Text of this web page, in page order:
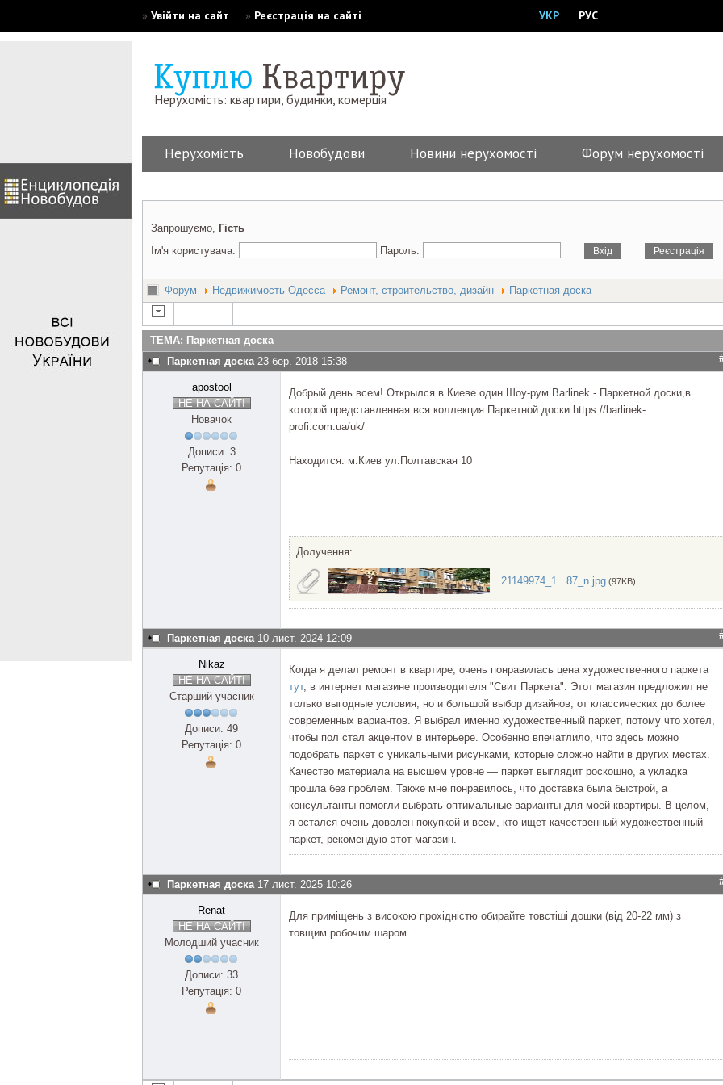
» Увійти на сайт » Реєстрація на сайті УКР РУС
Нерухомість: квартири, будинки, комерція
Нерухомість Новобудови Новини нерухомості Форум нерухомості
Запрошуємо, Гість
Ім'я користувача:
Пароль:
Форум Недвижимость Одесса Ремонт, строительство, дизайн Паркетная доска
ТЕМА: Паркетная доска
Паркетная доска 23 бер. 2018 15:38
apostool
НЕ НА САЙТІ
Новачок
Дописи: 3
Репутація: 0
Добрый день всем! Открылся в Киеве один Шоу-рум Barlinek - Паркетной доски,в
которой представленная вся коллекция Паркетной доски:https://barlinek-
profi.com.ua/uk/
Находится: м.Киев ул.Полтавская 10
Долучення:
21149974_1...87_n.jpg (97KB)
Паркетная доска 10 лист. 2024 12:09
Nikaz
НЕ НА САЙТІ
Старший учасник
Дописи: 49
Репутація: 0
Когда я делал ремонт в квартире, очень понравилась цена художественного паркета
тут, в интернет магазине производителя "Свит Паркета". Этот магазин предложил не
только выгодные условия, но и большой выбор дизайнов, от классических до более
современных вариантов. Я выбрал именно художественный паркет, потому что хотел,
чтобы пол стал акцентом в интерьере. Особенно впечатлило, что здесь можно
подобрать паркет с уникальными рисунками, которые сложно найти в других местах.
Качество материала на высшем уровне — паркет выглядит роскошно, а укладка
прошла без проблем. Также мне понравилось, что доставка была быстрой, а
консультанты помогли выбрать оптимальные варианты для моей квартиры. В целом,
я остался очень доволен покупкой и всем, кто ищет качественный художественный
паркет, рекомендую этот магазин.
Паркетная доска 17 лист. 2025 10:26
Renat
НЕ НА САЙТІ
Молодший учасник
Дописи: 33
Репутація: 0
Для приміщень з високою прохідністю обирайте товстіші дошки (від 20-22 мм) з
товщим робочим шаром.